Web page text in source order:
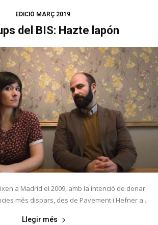
EDICIÓ MARÇ 2019
del BIS: Hazte lapón
a Madrid el 2009, amb la intenció de donar
més dispars, des de Pavement i Hefner a...
Llegir més